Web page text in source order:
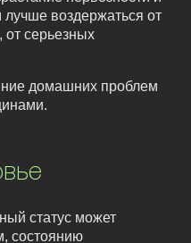
воздержаться от
серьезных
домашних проблем
статус может
состоянию